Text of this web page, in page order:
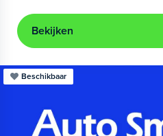
Bekijken
Beschikbaar